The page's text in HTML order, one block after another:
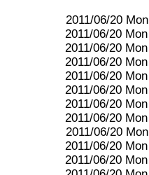
2011/06/20 Mon
2011/06/20 Mon
2011/06/20 Mon
2011/06/20 Mon
2011/06/20 Mon
2011/06/20 Mon
2011/06/20 Mon
2011/06/20 Mon
2011/06/20 Mon
2011/06/20 Mon
2011/06/20 Mon